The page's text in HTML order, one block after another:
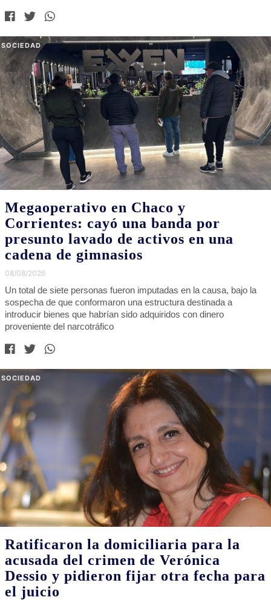
SOCIEDAD
Megaoperativo en Chaco y
Corrientes: cayó una banda por
presunto lavado de activos en una
cadena de gimnasios
08/08/2026
Un total de siete personas fueron imputadas en la causa, bajo la
sospecha de que conformaron una estructura destinada a
introducir bienes que habrían sido adquiridos con dinero
proveniente del narcotráfico
SOCIEDAD
Ratificaron la domiciliaria para la
acusada del crimen de Verónica
Dessio y pidieron fijar otra fecha para
el juicio